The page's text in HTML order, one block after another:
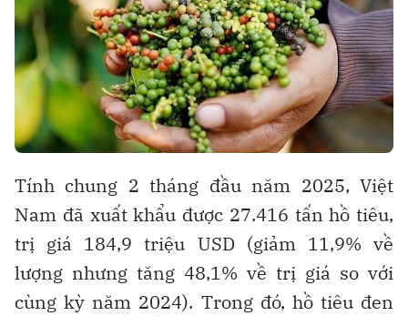
Tính chung 2 tháng đầu năm 2025, Việt
Nam đã xuất khẩu được 27.416 tấn hồ tiêu,
trị giá 184,9 triệu USD (giảm 11,9% về
lượng nhưng tăng 48,1% về trị giá so với
cùng kỳ năm 2024). Trong đó, hồ tiêu đen